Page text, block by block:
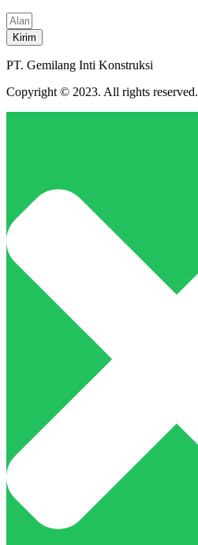
Kirim
PT. Gemilang Inti Konstruksi
Copyright © 2023. All rights reserved.